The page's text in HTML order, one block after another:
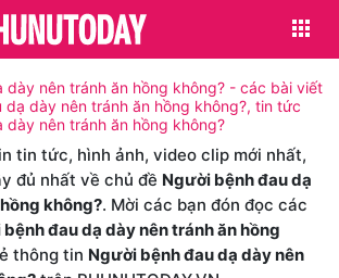
dày nên tránh ăn hồng không? - các bài viết
dày nên tránh ăn hồng không?, tin tức
dày nên tránh ăn hồng không?
tin tức, hình ảnh, video clip mới nhất,
đủ nhất về chủ đề Người bệnh đau dạ
không?. Mời các bạn đón đọc các
đau dạ dày nên tránh ăn hồng
thông tin Người bệnh đau dạ dày nên